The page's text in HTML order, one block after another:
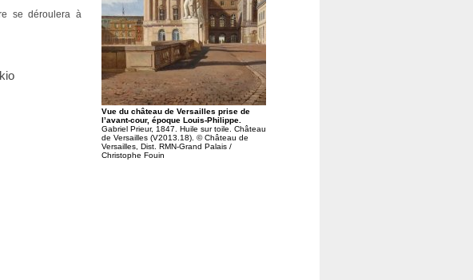
Vue du château de Versailles prise de
l’avant-cour, époque Louis-Philippe.
Gabriel Prieur, 1847. Huile sur toile. Château
de Versailles (V2013.18). © Château de
Versailles, Dist. RMN-Grand Palais /
Christophe Fouin
se déroulera à